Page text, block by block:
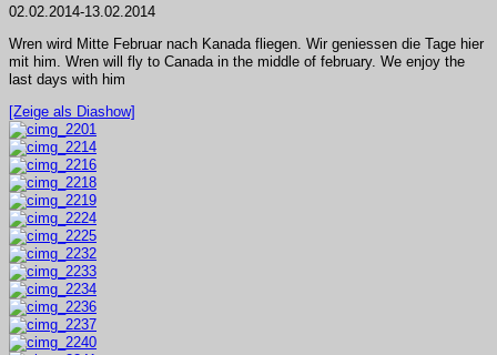
02.02.2014-13.02.2014
Wren wird Mitte Februar nach Kanada fliegen. Wir geniessen die Tage hier
mit him. Wren will fly to Canada in the middle of february. We enjoy the
last days with him
[Zeige als Diashow]